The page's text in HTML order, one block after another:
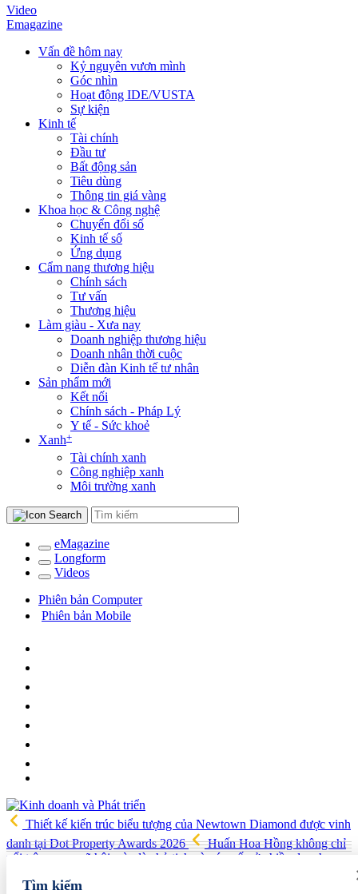
Video
Emagazine
Vấn đề hôm nay
Kỷ nguyên vươn mình
Góc nhìn
Hoạt động IDE/VUSTA
Sự kiện
Kinh tế
Tài chính
Đầu tư
Bất động sản
Tiêu dùng
Thông tin giá vàng
Khoa học & Công nghệ
Chuyển đổi số
Kinh tế số
Ứng dụng
Cẩm nang thương hiệu
Chính sách
Tư vấn
Thương hiệu
Làm giàu - Xưa nay
Doanh nghiệp thương hiệu
Doanh nhân thời cuộc
Diễn đàn Kinh tế tư nhân
Sản phẩm mới
Kết nối
Chính sách - Pháp Lý
Y tế - Sức khoẻ
Xanh+
Tài chính xanh
Công nghiệp xanh
Môi trường xanh
eMagazine
Longform
Videos
Phiên bản Computer
Phiên bản Mobile
Thiết kế kiến trúc biểu tượng của Newtown Diamond được vinh
danh tại Dot Property Awards 2026
Huấn Hoa Hồng không chỉ
nổi trên mạng xã hội, còn là chủ tịch và góp vốn ở nhiều doanh
nghiệp
Nhận định chứng khoán tuần 3-7/8: VN-Index hướng
Tìm kiếm